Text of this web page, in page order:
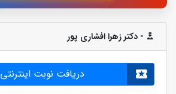
- دکتر زهرا افشاری پور
دریافت نوبت اینترنتی